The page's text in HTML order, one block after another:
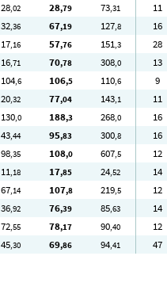
28,02 28,79 73,31 11
32,36 67,19 127,8 16
17,16 57,76 151,3 28
16,71 70,78 308,0 13
104,6 106,5 110,6 9
20,32 77,04 143,1 11
130,0 188,3 268,0 16
43,44 95,83 300,8 16
98,35 108,0 607,5 12
11,18 17,85 24,52 14
67,14 107,8 219,5 12
36,92 76,39 85,63 14
72,55 78,17 90,40 12
45,30 69,86 94,41 47